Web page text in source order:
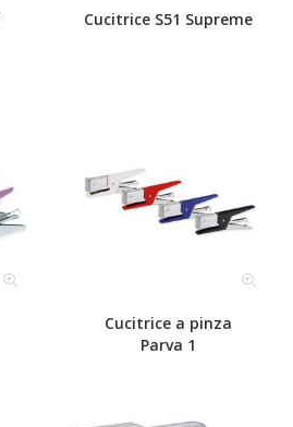
Cucitrice S51 Supreme
Cucitrice a pinza
Parva 1